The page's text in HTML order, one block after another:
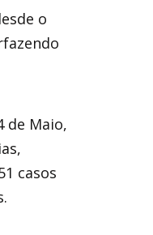
o
de Maio,
casos